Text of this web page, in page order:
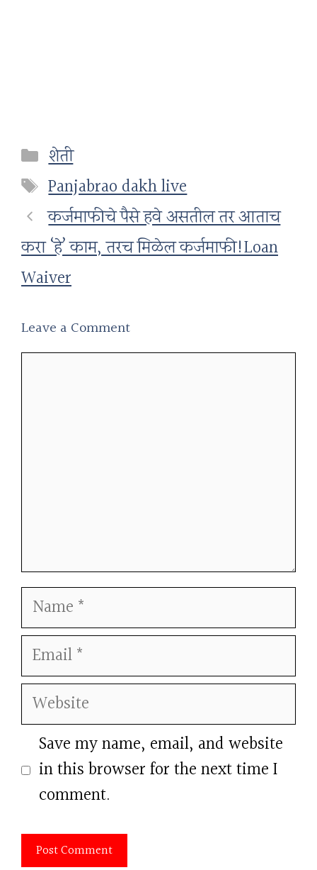
Categories
शेती
Tags
Panjabrao dakh live
कर्जमाफीचे पैसे हवे असतील तर आताच
करा ‘हे’ काम, तरच मिळेल कर्जमाफी!Loan
Waiver
Leave a Comment
Name
Email
Website
Save my name, email, and website
in this browser for the next time I
comment.